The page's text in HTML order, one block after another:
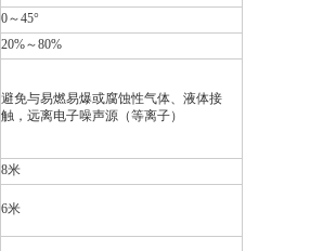
0～45°
20%～80%
避免与易燃易爆或腐蚀性气体、液体接
触，远离电子噪声源（等离子）
8米
6米